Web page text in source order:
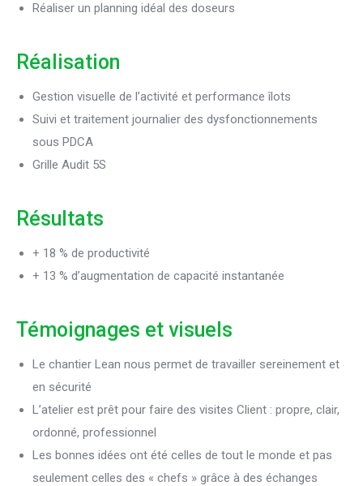
Réaliser un planning idéal des doseurs
Réalisation
Gestion visuelle de l’activité et performance îlots
Suivi et traitement journalier des dysfonctionnements
sous PDCA
Grille Audit 5S
Résultats
+ 18 % de productivité
+ 13 % d’augmentation de capacité instantanée
Témoignages et visuels
Le chantier Lean nous permet de travailler sereinement et
en sécurité
L’atelier est prêt pour faire des visites Client : propre, clair,
ordonné, professionnel
Les bonnes idées ont été celles de tout le monde et pas
seulement celles des « chefs » grâce à des échanges